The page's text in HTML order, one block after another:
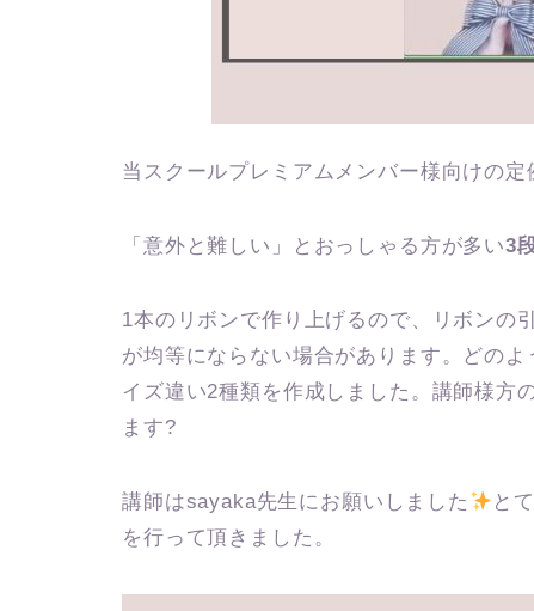
当スクールプレミアムメンバー様向けの定
「意外と難しい」とおっしゃる方が多い3
1本のリボンで作り上げるので、リボンの
が均等にならない場合があります。どの
イズ違い2種類を作成しました。講師様方
ます?
講師はsayaka先生にお願いしました
と
を行って頂きました。